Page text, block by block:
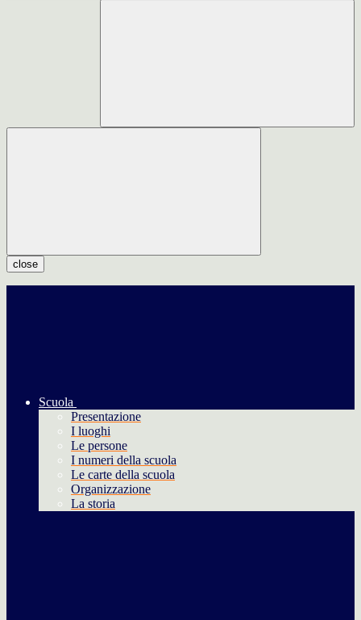
close
Scuola
Presentazione
I luoghi
Le persone
I numeri della scuola
Le carte della scuola
Organizzazione
La storia